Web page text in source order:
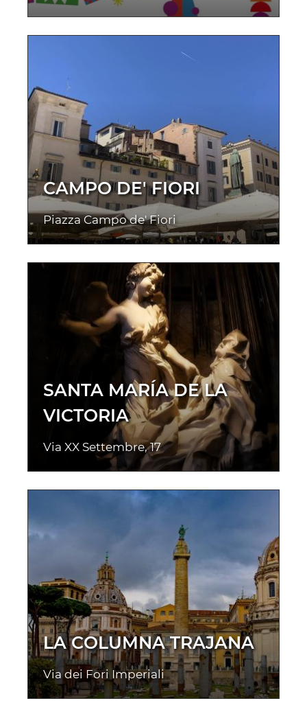
CAMPO DE' FIORI
Piazza Campo de' Fiori
SANTA MARÍA DE LA
VICTORIA
Via XX Settembre, 17
LA COLUMNA TRAJANA
Via dei Fori Imperiali